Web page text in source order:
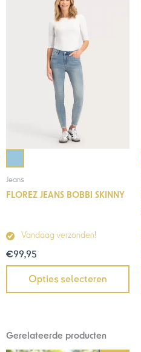
Jeans
FLOREZ JEANS BOBBI SKINNY
Vandaag verzonden!
€99,95
Opties selecteren
Gerelateerde producten